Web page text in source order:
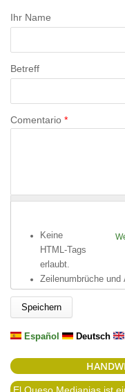
Ihr Name
Betreff
Comentario *
Keine
HTML-Tags
erlaubt.
Zeilenumbrüche
Español Deutsch
El Queso Medianias ist